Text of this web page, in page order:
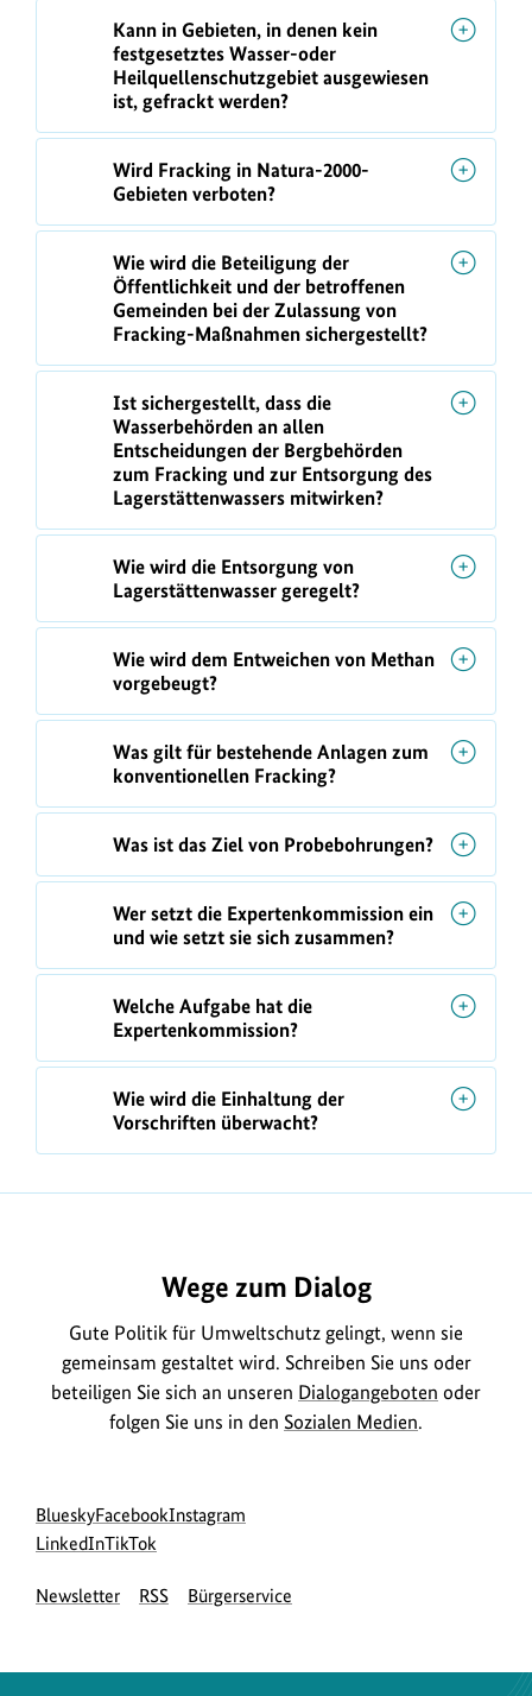
Kann in Gebieten, in denen kein
festgesetztes Wasser-oder
Heilquellenschutzgebiet ausgewiesen
ist, gefrackt werden?
Wird Fracking in Natura-2000-
Gebieten verboten?
Wie wird die Beteiligung der
Öffentlichkeit und der betroffenen
Gemeinden bei der Zulassung von
Fracking-Maßnahmen sichergestellt?
Ist sichergestellt, dass die
Wasserbehörden an allen
Entscheidungen der Bergbehörden
zum Fracking und zur Entsorgung des
Lagerstättenwassers mitwirken?
Wie wird die Entsorgung von
Lagerstättenwasser geregelt?
Wie wird dem Entweichen von Methan
vorgebeugt?
Was gilt für bestehende Anlagen zum
konventionellen Fracking?
Was ist das Ziel von Probebohrungen?
Wer setzt die Expertenkommission ein
und wie setzt sie sich zusammen?
Welche Aufgabe hat die
Expertenkommission?
Wie wird die Einhaltung der
Vorschriften überwacht?
Wege zum Dialog
Gute Politik für Umweltschutz gelingt, wenn sie
gemeinsam gestaltet wird. Schreiben Sie uns oder
beteiligen Sie sich an unseren Dialogangeboten oder
folgen Sie uns in den Sozialen Medien.
Social
Media
Blueskyzur
Bluesky-
des
Facebookzur
des
Instagram
des
LinkedInzur
Seite
zur
Seite
TikTok
Newsletter RSS Bürgerservice